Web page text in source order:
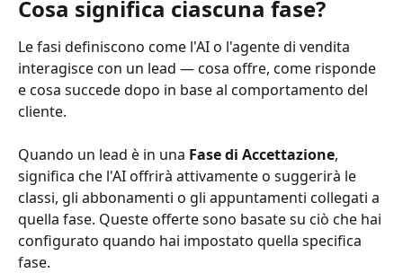
Cosa significa ciascuna fase?
Le fasi definiscono come l'AI o l'agente di vendita
interagisce con un lead — cosa offre, come risponde
e cosa succede dopo in base al comportamento del
cliente.
Quando un lead è in una Fase di Accettazione,
significa che l'AI offrirà attivamente o suggerirà le
classi, gli abbonamenti o gli appuntamenti collegati a
quella fase. Queste offerte sono basate su ciò che hai
configurato quando hai impostato quella specifica
fase.